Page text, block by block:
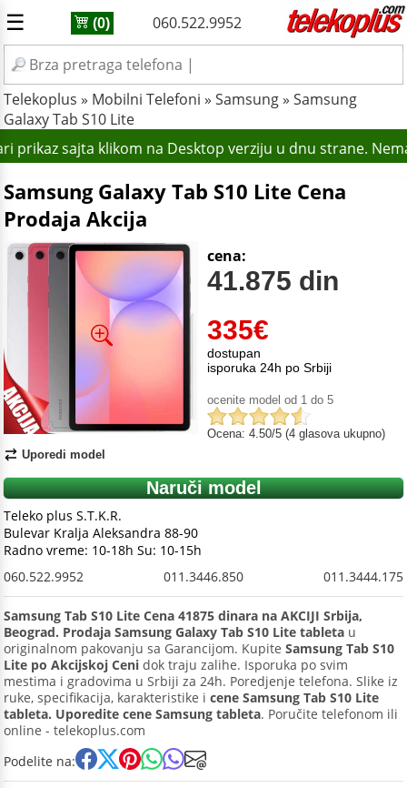
☰ (0) 060.522.9952
Telekoplus » Mobilni Telefoni » Samsung» Samsung
Galaxy Tab S10 Lite
prikaz sajta klikom na Desktop verziju u dnu strane.
Samsung Galaxy Tab S10 Lite Cena
Prodaja Akcija
Uporedi model
335€
cena:
41.875 din
dostupan
isporuka 24h po Srbiji
ocenite model od 1 do 5
Ocena: 4.50/5 (4 glasova ukupno)
Naruči model
Teleko plus S.T.K.R.
Bulevar Kralja Aleksandra 88-90
Radno vreme: 10-18h Su: 10-15h
060.522.9952
011.3446.850 011.3444.175
Samsung Tab S10 Lite Cena 41875 dinara na AKCIJI Srbija,
Beograd. Prodaja Samsung Galaxy Tab S10 Lite tableta u
originalnom pakovanju sa Garancijom. Kupite Samsung Tab S10
Lite po Akcijskoj Ceni dok traju zalihe. Isporuka po svim
mestima i gradovima u Srbiji za 24h. Poredjenje telefona. Slike iz
ruke, specifikacija, karakteristike i cene Samsung Tab S10 Lite
tableta. Uporedite cene Samsung tableta. Poručite telefonom ili
online - telekoplus.com
Podelite na: